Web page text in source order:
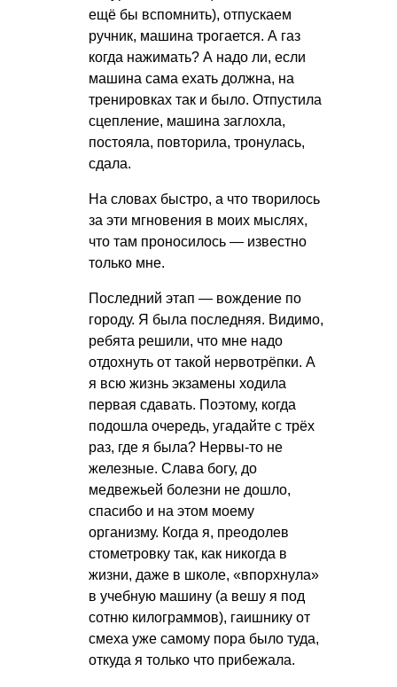
ещё бы вспомнить), отпускаем
ручник, машина трогается. А газ
когда нажимать? А надо ли, если
машина сама ехать должна, на
тренировках так и было. Отпустила
сцепление, машина заглохла,
постояла, повторила, тронулась,
сдала.
На словах быстро, а что творилось
за эти мгновения в моих мыслях,
что там проносилось — известно
только мне.
Последний этап — вождение по
городу. Я была последняя. Видимо,
ребята решили, что мне надо
отдохнуть от такой нервотрёпки. А
я всю жизнь экзамены ходила
первая сдавать. Поэтому, когда
подошла очередь, угадайте с трёх
раз, где я была? Нервы-то не
железные. Слава богу, до
медвежьей болезни не дошло,
спасибо и на этом моему
организму. Когда я, преодолев
стометровку так, как никогда в
жизни, даже в школе, «впорхнула»
в учебную машину (а вешу я под
сотню килограммов), гаишнику от
смеха уже самому пора было туда,
откуда я только что прибежала.